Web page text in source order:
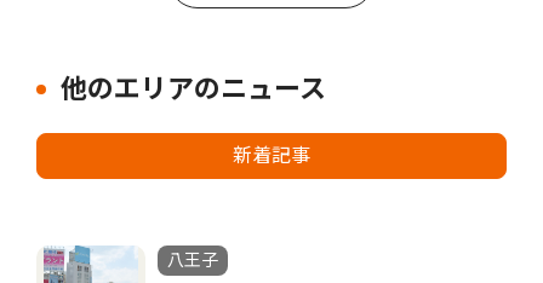
他のエリアのニュース
新着記事
八王子